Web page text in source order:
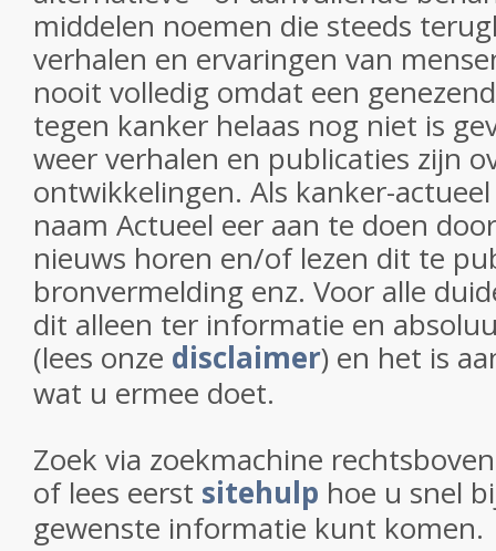
middelen noemen die steeds
verhalen en ervaringen van
nooit volledig omdat een
tegen kanker helaas nog niet is
weer verhalen en publicaties zijn
ontwikkelingen. Als kanker-
naam Actueel eer aan te doen
nieuws horen en/of lezen dit te
bronvermelding enz. Voor alle
dit alleen ter informatie en
(lees onze disclaimer) en het is
wat u ermee doet.
Zoek via zoekmachine
of lees eerst sitehulp hoe u snel
gewenste informatie kunt komen.